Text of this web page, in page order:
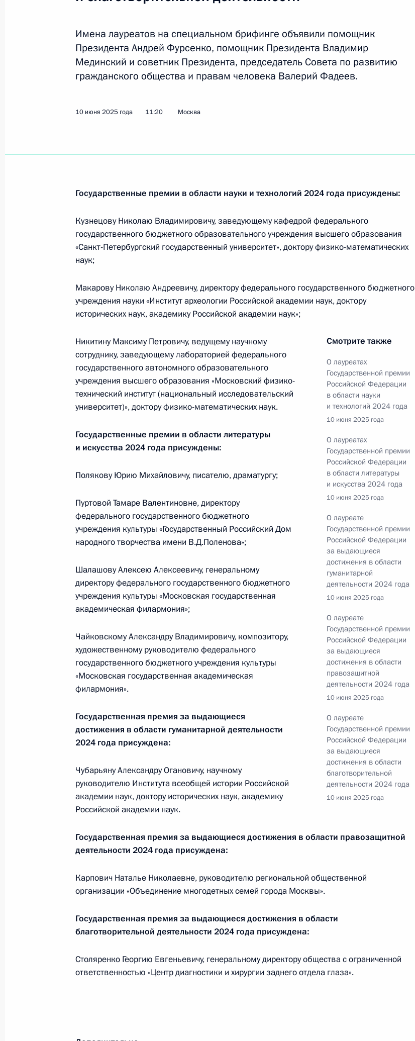
22 июля 2025 года, вторник
Заседание Комиссии по делам ветеранов
22 июля 2025 года, 16:00
21 июля 2025 года, понедельник
21 июля 2025 года, 20:45
17 июля 2025 года, четверг
Заседание президиума Совета по межнациональным
17 июля 2025 года, 15:00 Москва
11 июля 2025 года, пятница
Заседание Национального совета по профессиональным
квалификациям
11 июля 2025 года, 16:00
10 июля 2025 года, четверг
Магомедсалам Магомедов провёл окружной семинар-совещание
по вопросам реализации Стратегии государственной
10 июля 2025 года, 18:30 Магадан
2 июля 2025 года, среда
Магомедсалам Магомедов принял участие в XVI Конгрессе
антропологов и этнологов России
2 июля 2025 года, 17:00 Пермь
26 июня 2025 года, четверг
Магомедсалам Магомедов и Анатолий Серышев провели
окружной семинар-совещание по вопросам реализации
Стратегии государственной национальной политики
26 июня 2025 года, 18:00 Красноярск
вопросов назначения судей и прекращения их полномочий
26 июня 2025 года, 16:30
25 июня 2025 года, среда
Заседание Комиссии по вопросам кадровой политики
в некоторых федеральных государственных органах
25 июня 2025 года, 19:30
24 июня 2025 года, вторник
Заседание Национального совета по профессиональным
квалификациям
Имена лауреатов на специальном брифинге объявили помощник
Президента Андрей Фурсенко, помощник Президента Владимир
Мединский и советник Президента, председатель Совета по развитию
гражданского общества и правам человека Валерий Фадеев.
10 июня 2025 года 11:20 Москва
Государственные премии в области науки и технологий 2024 года присуждены:
Кузнецову Николаю Владимировичу, заведующему кафедрой федерального
государственного бюджетного образовательного учреждения высшего образования
«Санкт-Петербургский государственный университет», доктору физико-математических
наук;
Макарову Николаю Андреевичу, директору федерального государственного бюджетного
учреждения науки «Институт археологии Российской академии наук, доктору
исторических наук, академику Российской академии наук»;
Смотрите также
О лауреатах
Государственной премии
Российской Федерации
в области науки
и технологий 2024 года
10 июня 2025 года
О лауреатах
Государственной премии
Российской Федерации
в области литературы
и искусства 2024 года
10 июня 2025 года
О лауреате
Государственной премии
Российской Федерации
за выдающиеся
достижения в области
гуманитарной
деятельности 2024 года
10 июня 2025 года
О лауреате
Государственной премии
Российской Федерации
за выдающиеся
достижения в области
правозащитной
деятельности 2024 года
10 июня 2025 года
О лауреате
Государственной премии
Российской Федерации
за выдающиеся
достижения в области
благотворительной
деятельности 2024 года
10 июня 2025 года
Никитину Максиму Петровичу, ведущему научному
сотруднику, заведующему лабораторией федерального
государственного автономного образовательного
учреждения высшего образования «Московский физико-
технический институт (национальный исследовательский
университет)», доктору физико-математических наук.
Государственные премии в области литературы
и искусства 2024 года присуждены:
Полякову Юрию Михайловичу, писателю, драматургу;
Пуртовой Тамаре Валентиновне, директору
федерального государственного бюджетного
учреждения культуры «Государственный Российский Дом
народного творчества имени В.Д.Поленова»;
Шалашову Алексею Алексеевичу, генеральному
директору федерального государственного бюджетного
учреждения культуры «Московская государственная
академическая филармония»;
Чайковскому Александру Владимировичу, композитору,
художественному руководителю федерального
государственного бюджетного учреждения культуры
«Московская государственная академическая
филармония».
Государственная премия за выдающиеся
достижения в области гуманитарной деятельности
2024 года присуждена:
Чубарьяну Александру Огановичу, научному
руководителю Института всеобщей истории Российской
академии наук, доктору исторических наук, академику
Российской академии наук.
Государственная премия за выдающиеся достижения в области правозащитной
деятельности 2024 года присуждена:
Карпович Наталье Николаевне, руководителю региональной общественной
организации «Объединение многодетных семей города Москвы».
Государственная премия за выдающиеся достижения в области
благотворительной деятельности 2024 года присуждена:
Столяренко Георгию Евгеньевичу, генеральному директору общества с ограниченной
ответственностью «Центр диагностики и хирургии заднего отдела глаза».